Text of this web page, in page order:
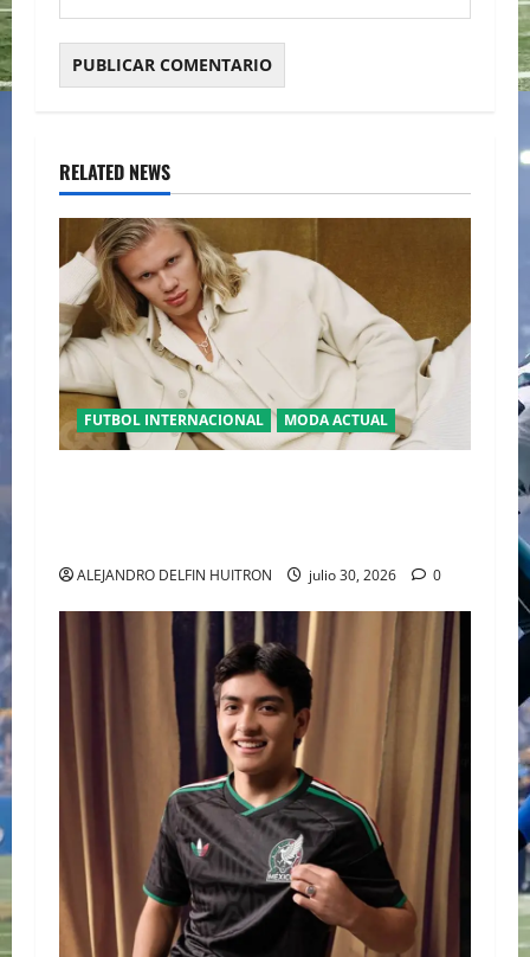
RELATED NEWS
FUTBOL INTERNACIONAL MODA ACTUAL
ALEJANDRO DELFIN HUITRON julio 30, 2026 0